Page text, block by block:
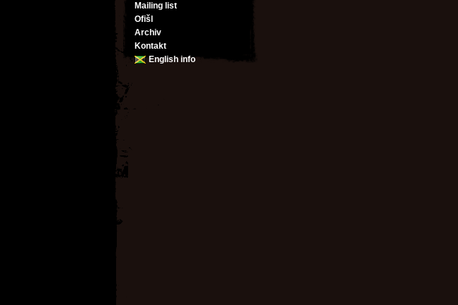
Mailing list
Ofišl
Archiv
Kontakt
English info